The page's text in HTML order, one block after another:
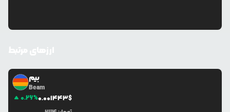
بیم
Beam
0.26%0.001443$